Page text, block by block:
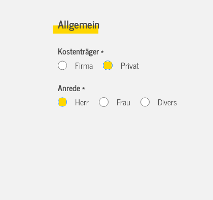
Allgemein
Kostenträger *
Firma
Privat
Anrede *
Herr
Frau Divers